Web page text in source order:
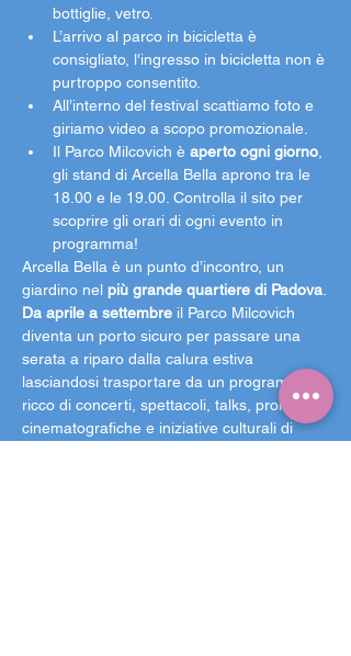
bottiglie, vetro.
L’arrivo al parco in bicicletta è
consigliato, l'ingresso in bicicletta non è
purtroppo consentito.
All’interno del festival scattiamo foto e
giriamo video a scopo promozionale.
Il Parco Milcovich è aperto ogni giorno
gli stand di Arcella Bella aprono tra le
18.00 e le 19.00. Controlla il sito per
scoprire gli orari di ogni evento in
programma!
Arcella Bella è un punto d’incontro, un
giardino nel più grande quartiere di Padova
Da aprile a settembre il Parco Milcovich
diventa un porto sicuro per passare una
serata a riparo dalla calura estiva
lasciandosi trasportare da un programma
ricco di concerti, spettacoli, talks, proiezioni
cinematografiche e iniziative culturali di